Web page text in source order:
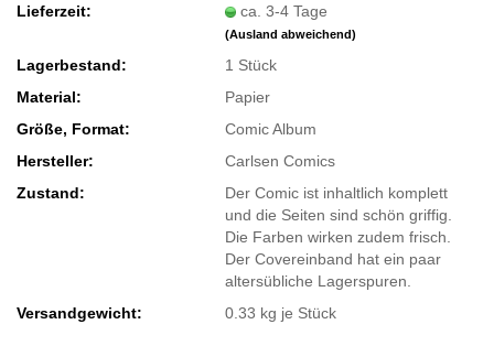
Lieferzeit:
ca. 3-4 Tage
(Ausland abweichend)
Lagerbestand: 1 Stück
Material:
Papier
Größe, Format:
Comic Album
Hersteller:
Carlsen Comics
Zustand:
Der Comic ist inhaltlich komplett
und die Seiten sind schön griffig.
Die Farben wirken zudem frisch.
Der Covereinband hat ein paar
altersübliche Lagerspuren.
Versandgewicht:
0.33 kg je Stück